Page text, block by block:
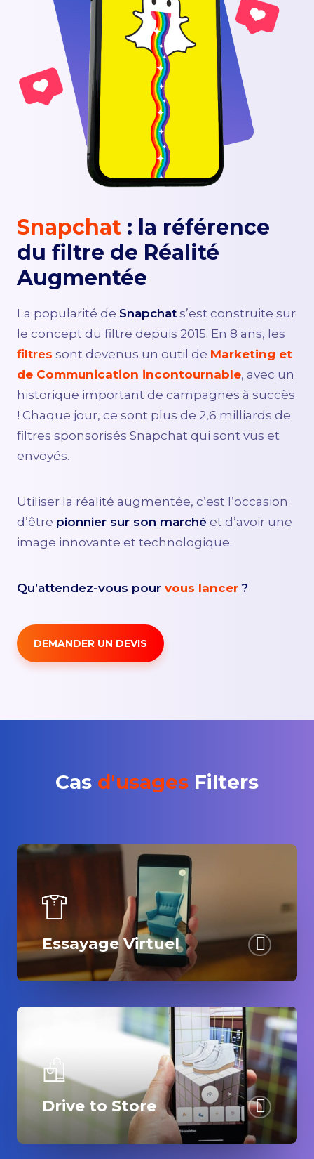
Snapchat : la référence
du filtre de Réalité
Augmentée
La popularité de Snapchat s’est construite sur
le concept du filtre depuis 2015. En 8 ans, les
filtres sont devenus un outil de Marketing et
de Communication incontournable, avec un
historique important de campagnes à succès
! Chaque jour, ce sont plus de 2,6 milliards de
filtres sponsorisés Snapchat qui sont vus et
envoyés.
Utiliser la réalité augmentée, c’est l’occasion
d’être pionnier sur son marché et d’avoir une
image innovante et technologique.
Qu’attendez-vous pour vous lancer?
DEMANDER UN DEVIS
Cas d'usages Filters
Essayage Virtuel
Drive to Store